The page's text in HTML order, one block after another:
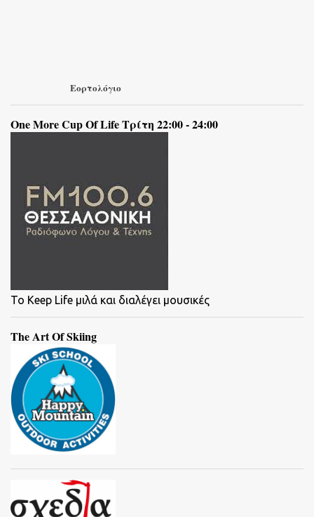
Εορτολόγιο
One More Cup Of Life Τρίτη 22:00 - 24:00
To Keep Life μιλά και διαλέγει μουσικές
The Art Of Skiing